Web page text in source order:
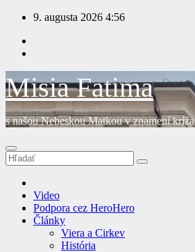
Prejsť
obsah
9. augusta 2026 4:56
Misia Fatima
s našou Nebeskou Matkou v znamení kríža
Video
Podpora cez HeroHero
Články
Viera a Cirkev
História